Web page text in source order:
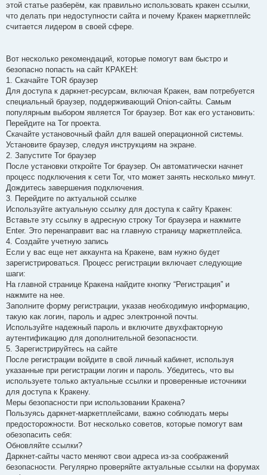
этой статье разберём, как правильно использовать кракен ссылки,
что делать при недоступности сайта и почему Кракен маркетплейс
считается лидером в своей сфере.
Вот несколько рекомендаций, которые помогут вам быстро и
безопасно попасть на сайт КРАКЕН:
1. Скачайте TOR браузер
Для доступа к даркнет-ресурсам, включая Кракен, вам потребуется
специальный браузер, поддерживающий Onion-сайты. Самым
популярным выбором является Tor браузер. Вот как его установить:
Перейдите на Tor проекта.
Скачайте установочный файл для вашей операционной системы.
Установите браузер, следуя инструкциям на экране.
2. Запустите Tor браузер
После установки откройте Tor браузер. Он автоматически начнет
процесс подключения к сети Tor, что может занять несколько минут.
Дождитесь завершения подключения.
3. Перейдите по актуальной ссылке
Используйте актуальную ссылку для доступа к сайту Кракен:
Вставьте эту ссылку в адресную строку Tor браузера и нажмите
Enter. Это перенаправит вас на главную страницу маркетплейса.
4. Создайте учетную запись
Если у вас еще нет аккаунта на Кракене, вам нужно будет
зарегистрироваться. Процесс регистрации включает следующие
шаги:
На главной странице Кракена найдите кнопку “Регистрация” и
нажмите на нее.
Заполните форму регистрации, указав необходимую информацию,
такую как логин, пароль и адрес электронной почты.
Используйте надежный пароль и включите двухфакторную
аутентификацию для дополнительной безопасности.
5. Зарегистрируйтесь на сайте
После регистрации войдите в свой личный кабинет, используя
указанные при регистрации логин и пароль. Убедитесь, что вы
используете только актуальные ссылки и проверенные источники
для доступа к Кракену.
Меры безопасности при использовании Кракена?
Пользуясь даркнет-маркетплейсами, важно соблюдать меры
предосторожности. Вот несколько советов, которые помогут вам
обезопасить себя:
Обновляйте ссылки?
Даркнет-сайты часто меняют свои адреса из-за соображений
безопасности. Регулярно проверяйте актуальные ссылки на форумах